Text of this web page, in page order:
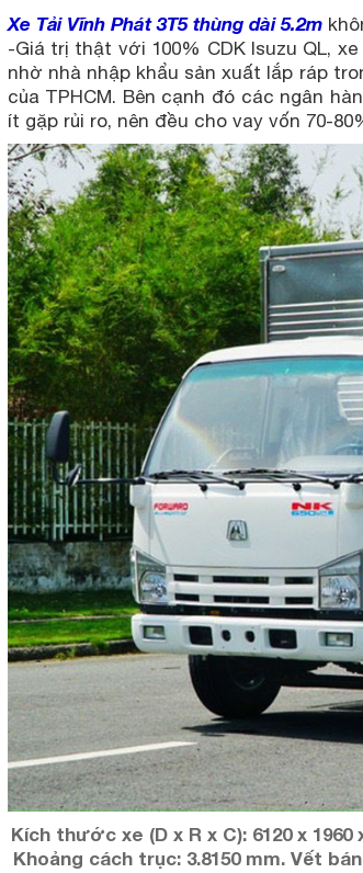
Xe Tải Vĩnh Phát 3T5 thùng dài 5.2m
-Giá trị thật với 100% CDK Isuzu QL,
nhờ nhà nhập khẩu sản xuất lắp ráp
của TPHCM. Bên cạnh đó các ngân
ít gặp rủi ro, nên đều cho vay vốn 70-
Kích thước xe (D x R x C): 6120 x
Khoảng cách trục: 3.8150 mm. Vết